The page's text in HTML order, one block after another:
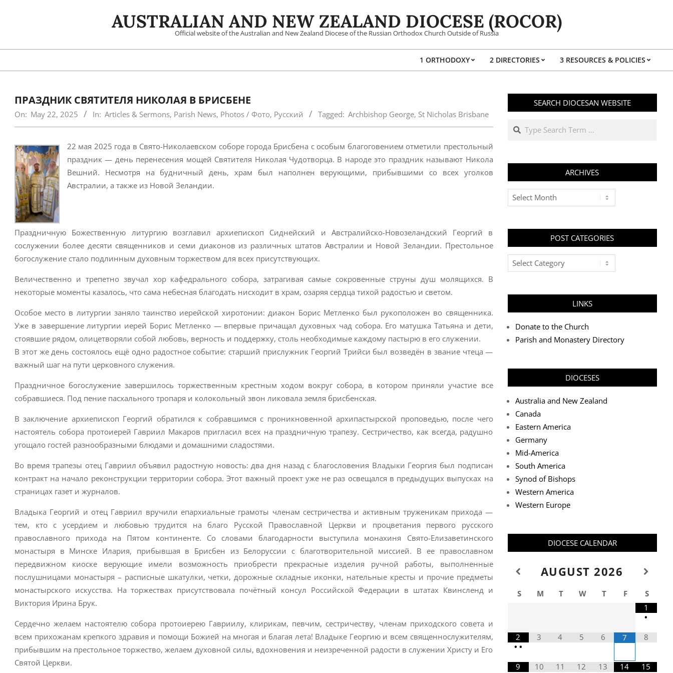
AUSTRALIAN AND NEW ZEALAND DIOCESE (ROCOR)
Official website of the Australian and New Zealand Diocese of the Russian Orthodox Church Outside of Russia
1 ORTHODOXY 2 DIRECTORIES 3 RESOURCES & POLICIES
ПРАЗДНИК СВЯТИТЕЛЯ НИКОЛАЯ В БРИСБЕНЕ
On: May 22, 2025 In: Articles & Sermons, Parish News, Photos / Фото, Русский Tagged: Archbishop George, St Nicholas Brisbane
22 мая 2025 года в Свято-Николаевском соборе города Брисбена с особым благоговением отметили престольный
праздник — день перенесения мощей Святителя Николая Чудотворца. В народе это праздник называют Никола
Вешний. Несмотря на будничный день, храм был наполнен верующими, прибывшими со всех уголков
Австралии, а также из Новой Зеландии.
Праздничную Божественную литургию возглавил архиепископ Сиднейский и Австралийско-Новозеландский Георгий в
сослужении более десяти священников и семи диаконов из различных штатов Австралии и Новой Зеландии. Престольное
богослужение стало подлинным духовным торжеством для всех присутствующих.
Величественно и трепетно звучал хор кафедрального собора, затрагивая самые сокровенные струны душ молящихся. В
некоторые моменты казалось, что сама небесная благодать нисходит в храм, озаряя сердца тихой радостью и светом.
Особое место в литургии заняло таинство иерейской хиротонии: диакон Борис Метленко был рукоположен во священника.
Уже в завершение литургии иерей Борис Метленко — впервые причащал духовных чад собора. Его матушка Татьяна и дети,
стоявшие рядом, олицетворяли собой любовь, верность и поддержку, столь необходимые каждому пастырю в его служении.
В этот же день состоялось ещё одно радостное событие: старший прислужник Георгий Трийси был возведён в звание чтеца —
важный шаг на пути церковного служения.
Праздничное богослужение завершилось торжественным крестным ходом вокруг собора, в котором приняли участие все
собравшиеся. Под пение пасхального тропаря и колокольный звон ликовала земля брисбенская.
В заключение архиепископ Георгий обратился к собравшимся с проникновенной архипастырской проповедью, после чего
настоятель собора протоиерей Гавриил Макаров пригласил всех на праздничную трапезу. Сестричество, как всегда, радушно
угощало гостей разнообразными блюдами и домашними сладостями.
Во время трапезы отец Гавриил объявил радостную новость: два дня назад с благословения Владыки Георгия был подписан
контракт на начало реконструкции территории собора. Этот важный проект уже не раз освещался в предыдущих выпусках на
страницах газет и журналов.
Владыка Георгий и отец Гавриил вручили епархиальные грамоты членам сестричества и активным труженикам прихода —
тем, кто с усердием и любовью трудится на благо Русской Православной Церкви и процветания первого русского
православного прихода на Пятом континенте. Со словами благодарности выступила монахиня Свято-Елизаветинского
монастыря в Минске Илария, прибывшая в Брисбен из Белоруссии с благотворительной миссией. В ее православном
передвижном киоске верующие имели возможность приобрести прекрасные изделия ручной работы, выполненные
послушницами монастыря – расписные шкатулки, четки, дорожные складные иконки, нательные кресты и прочие предметы
монастырского искусства. На торжествах присутствовала почётный консул Российской Федерации в штатах Квинсленд и
Виктория Ирина Брук.
Сердечно желаем настоятелю собора протоиерею Гавриилу, клирикам, певчим, сестричеству, членам приходского совета и
всем прихожанам крепкого здравия и помощи Божией на многая и благая лета! Владыке Георгию и всем священнослужителям,
прибывшим на престольное торжество, желаем духовной силы, вдохновения и неизреченной радости в служении Христу и Его
Святой Церкви.
SEARCH DIOCESAN WEBSITE
Search
ARCHIVES
Archives
POST CATEGORIES
Post
Categories
LINKS
Donate to the Church
Parish and Monastery Directory
DIOCESES
Australia and New Zealand
Canada
Eastern America
Germany
Mid-America
South America
Synod of Bishops
Western America
Western Europe
DIOCESE CALENDAR
AUGUST 2026
S M T W T F
S
1
•
2
• •
3 4 5 6 7 8
9
10 11 12 13
14
15